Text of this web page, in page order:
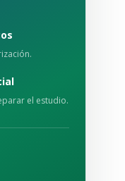
el estudio.